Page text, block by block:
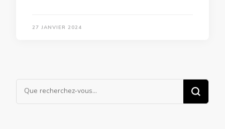
27 JANVIER 2024
Vous
recherchiez